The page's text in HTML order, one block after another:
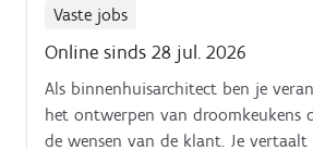
Vaste jobs
Online sinds 28 jul. 2026
Als binnenhuisarchitect ben je
het ontwerpen van droomkeukens
de wensen van de klant. Je vertaalt